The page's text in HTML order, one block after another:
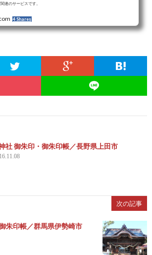
連のサービスです。
4 Shares
社 御朱印・御朱印帳／長野県上田市
次の記事
朱印帳／群馬県伊勢崎市